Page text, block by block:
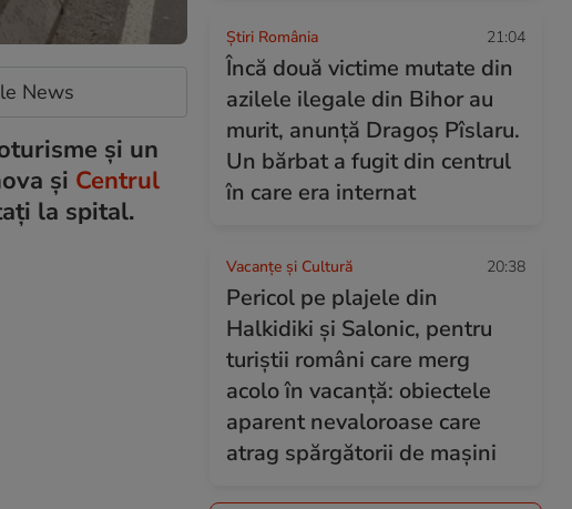
News
și un
și Centrul
la spital.
Știri România 21:04
Încă două victime mutate din
azilele ilegale din Bihor au
murit, anunță Dragoș Pîslaru.
Un bărbat a fugit din centrul
în care era internat
Vacanțe și Cultură 20:38
Pericol pe plajele din
Halkidiki și Salonic, pentru
turiștii români care merg
acolo în vacanță: obiectele
aparent nevaloroase care
atrag spărgătorii de mașini